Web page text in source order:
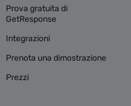
Prova gratuita di
GetResponse
Integrazioni
Prenota una dimostrazione
Prezzi